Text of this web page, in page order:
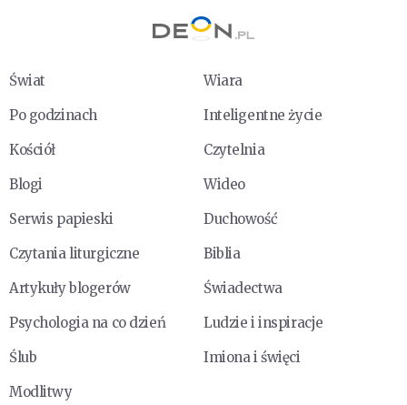
Świat
Wiara
Po godzinach
Inteligentne życie
Kościół
Czytelnia
Blogi
Wideo
Serwis papieski
Duchowość
Czytania liturgiczne
Biblia
Artykuły blogerów
Świadectwa
Psychologia na co dzień
Ludzie i inspiracje
Ślub
Imiona i święci
Modlitwy